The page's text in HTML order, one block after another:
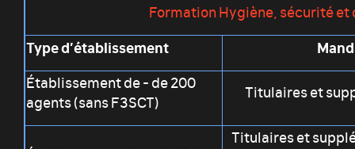
Formation Hygiène, sécurité
Type d’établissement
Établissement de - de 200
agents (sans F3SCT)
Titulaires et
Titulaires et